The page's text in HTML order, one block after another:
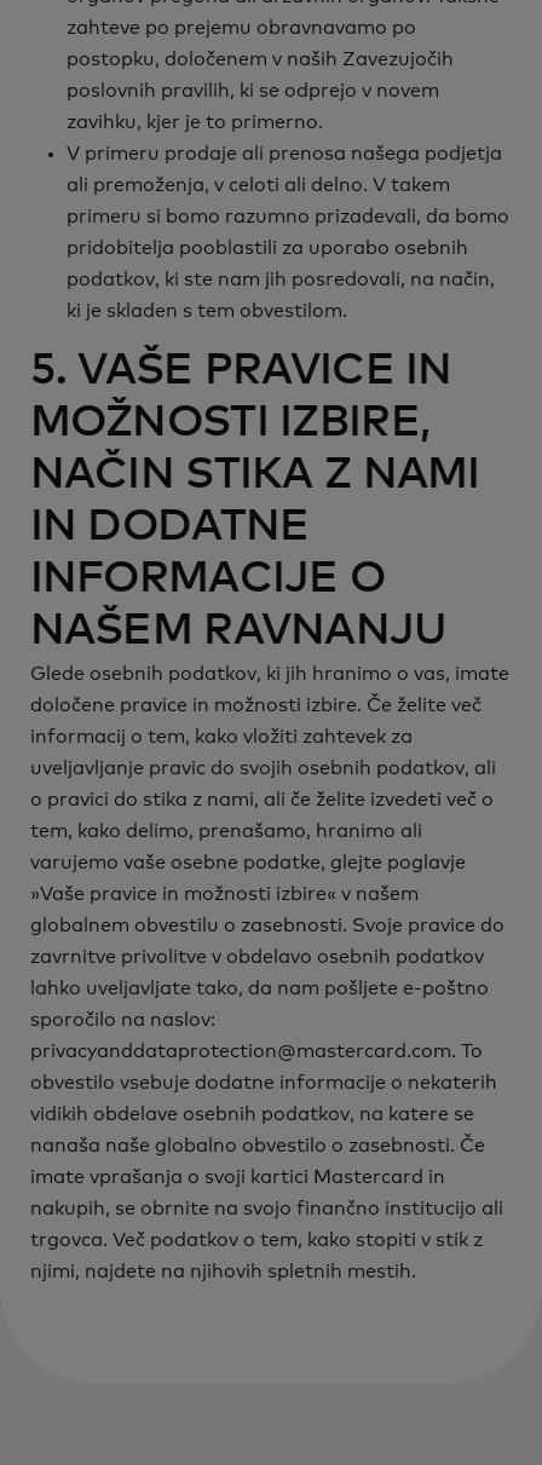
zahteve po prejemu obravnavamo po
postopku, določenem v naših Zavezujočih
poslovnih pravilih, ki se odprejo v novem
zavihku, kjer je to primerno.
V primeru prodaje ali prenosa našega podjetja
ali premoženja, v celoti ali delno. V takem
primeru si bomo razumno prizadevali, da bomo
pridobitelja pooblastili za uporabo osebnih
podatkov, ki ste nam jih posredovali, na način,
ki je skladen s tem obvestilom.
5. VAŠE PRAVICE IN
MOŽNOSTI IZBIRE,
NAČIN STIKA Z NAMI
IN DODATNE
INFORMACIJE O
NAŠEM RAVNANJU
Glede osebnih podatkov, ki jih hranimo o vas, imate
določene pravice in možnosti izbire. Če želite več
informacij o tem, kako vložiti zahtevek za
uveljavljanje pravic do svojih osebnih podatkov, ali
o pravici do stika z nami, ali če želite izvedeti več o
tem, kako delimo, prenašamo, hranimo ali
varujemo vaše osebne podatke, glejte poglavje
»Vaše pravice in možnosti izbire« v našem
globalnem obvestilu o zasebnosti. Svoje pravice do
zavrnitve privolitve v obdelavo osebnih podatkov
lahko uveljavljate tako, da nam pošljete e-poštno
sporočilo na naslov:
privacyanddataprotection@mastercard.com. To
obvestilo vsebuje dodatne informacije o nekaterih
vidikih obdelave osebnih podatkov, na katere se
nanaša naše globalno obvestilo o zasebnosti. Če
imate vprašanja o svoji kartici Mastercard in
nakupih, se obrnite na svojo finančno institucijo ali
trgovca. Več podatkov o tem, kako stopiti v stik z
njimi, najdete na njihovih spletnih mestih.